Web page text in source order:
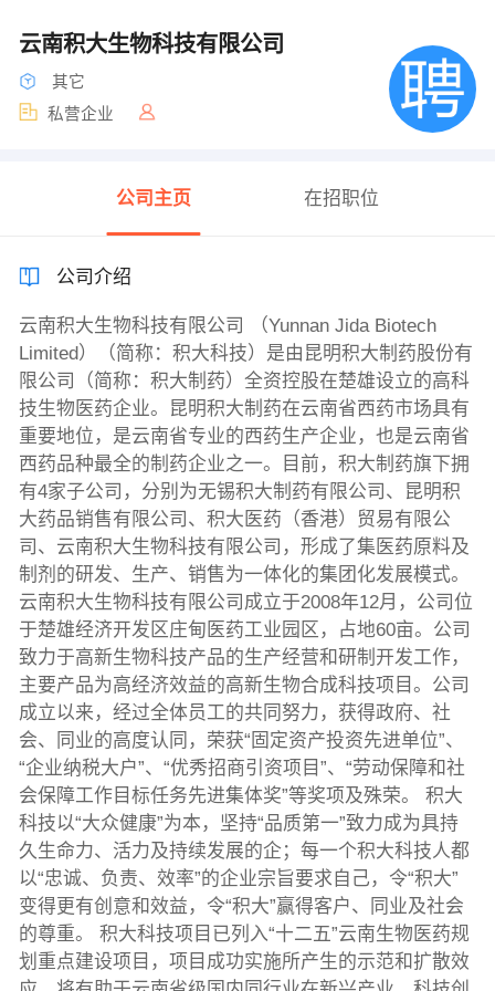
云南积大生物科技有限公司
其它
私营企业
公司主页 在招职位
公司介绍
云南积大生物科技有限公司 （Yunnan Jida Biotech
Limited）（简称：积大科技）是由昆明积大制药股份有
限公司（简称：积大制药）全资控股在楚雄设立的高科
技生物医药企业。昆明积大制药在云南省西药市场具有
重要地位，是云南省专业的西药生产企业，也是云南省
西药品种最全的制药企业之一。目前，积大制药旗下拥
有4家子公司，分别为无锡积大制药有限公司、昆明积
大药品销售有限公司、积大医药（香港）贸易有限公
司、云南积大生物科技有限公司，形成了集医药原料及
制剂的研发、生产、销售为一体化的集团化发展模式。
云南积大生物科技有限公司成立于2008年12月，公司位
于楚雄经济开发区庄甸医药工业园区，占地60亩。公司
致力于高新生物科技产品的生产经营和研制开发工作，
主要产品为高经济效益的高新生物合成科技项目。公司
成立以来，经过全体员工的共同努力，获得政府、社
会、同业的高度认同，荣获“固定资产投资先进单位”、
“企业纳税大户”、“优秀招商引资项目”、“劳动保障和社
会保障工作目标任务先进集体奖”等奖项及殊荣。 积大
科技以“大众健康”为本，坚持“品质第一”致力成为具持
久生命力、活力及持续发展的企；每一个积大科技人都
以“忠诚、负责、效率”的企业宗旨要求自己，令“积大”
变得更有创意和效益，令“积大”赢得客户、同业及社会
的尊重。 积大科技项目已列入“十二五”云南生物医药规
划重点建设项目，项目成功实施所产生的示范和扩散效